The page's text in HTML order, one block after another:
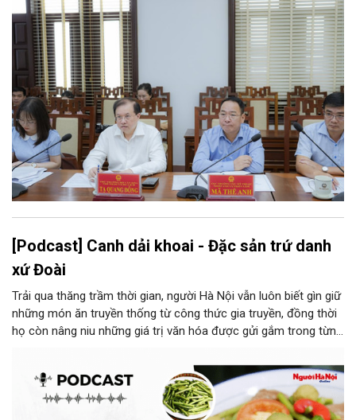
[Podcast] Canh dải khoai - Đặc sản trứ danh
xứ Đoài
Trải qua thăng trầm thời gian, người Hà Nội vẫn luôn biết gìn giữ
những món ăn truyền thống từ công thức gia truyền, đồng thời
họ còn nâng niu những giá trị văn hóa được gửi gắm trong từng
thức. Và canh dải khoai là một món ăn như thế.